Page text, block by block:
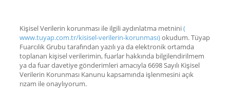
Kişisel Verilerin korunması ile ilgili aydınlatma metnini(
www.tuyap.com.tr/kisisel-verilerin-korunması)okudum. Tüyap
Fuarcılık Grubu tarafından yazılı ya da elektronik ortamda
toplanan kişisel verilerimin, fuarlar hakkında bilgilendirilmem
ya da fuar davetiye gönderimleri amacıyla 6698 Sayılı Kişisel
Verilerin Korunması Kanunu kapsamında işlenmesini açık
rızam ile onaylıyorum.